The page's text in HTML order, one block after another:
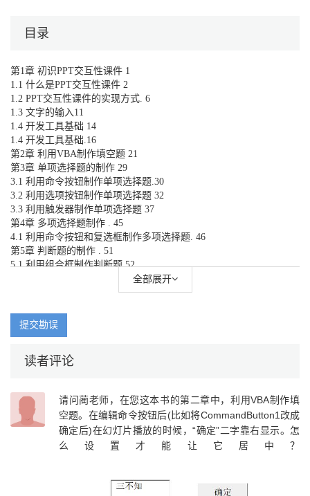
目录
第1章 初识PPT交互性课件 1
1.1 什么是PPT交互性课件 2
1.2 PPT交互性课件的实现方式. 6
1.3 文字的输入11
1.4 开发工具基础 14
1.4 开发工具基础.16
第2章 利用VBA制作填空题 21
第3章 单项选择题的制作 29
3.1 利用命令按钮制作单项选择题.30
3.2 利用选项按钮制作单项选择题 32
3.3 利用触发器制作单项选择题 37
第4章 多项选择题制作 . 45
4.1 利用命令按钮和复选框制作多项选择题. 46
第5章 判断题的制作 . 51
5.1 利用组合框制作判断题.52
5.2 利用标签控件制作判断题57
6.2 利用标签按钮制作连线题. 73
7.2 Flash文件播放控制 86
8.2 立体图形的制作.97
第9章 单位换算制作 . 105
9.1 时分秒之间互相转换. 106
9.2 分转换化成几时零几分. 112
全部展开
提交勘误
读者评论
请问蔺老师，在您这本书的第二章中，利用VBA制作填
空题。在编辑命令按钮后(比如将CommandButton1改成
确定后)在幻灯片播放的时候，“确定”二字靠右显示。怎
么设置才能让它居中？